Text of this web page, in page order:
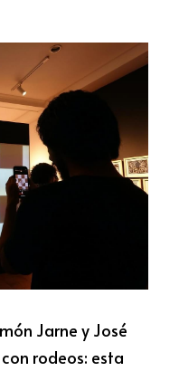
Jarne y José
rodeos: esta